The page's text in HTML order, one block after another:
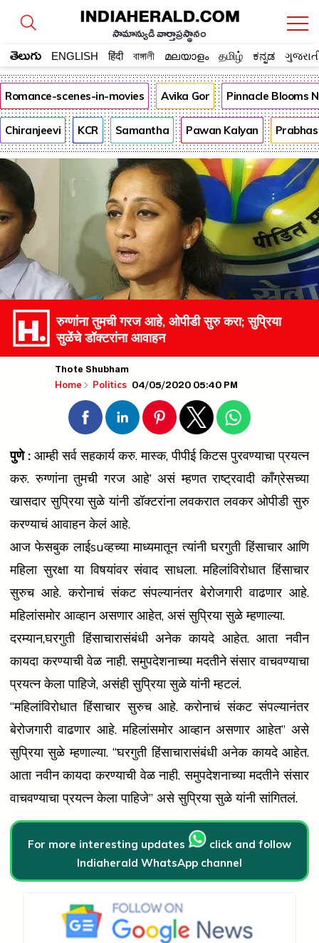
సామాన్యుడి వార్తాప్రస్థానం
తెలుగు ENGLISH हिंदी বাঙ্গালী മലയാളം தமிழ் ಕನ್ನಡ
Romance-scenes-in-movies Avika Gor Pinnacle Blooms
Chiranjeevi KCR Samantha Pawan Kalyan Prabhas
रुग्णांना तुमची गरज आहे, ओपीडी सुरु करा; सुप्रिया
सुळेंचे डॉक्टरांना आवाहन
Thote Shubham
Home Politics 04/05/2020 05:40 PM
पुणे : आम्ही सर्व सहकार्य करु. मास्क, पीपीई किटस पुरवण्याचा प्रयत्न
करु. रुग्णांना तुमची गरज आहे’ असं म्हणत राष्ट्रवादी काँग्रेसच्या
खासदार सुप्रिया सुळे यांनी डॉक्टरांना लवकरात लवकर ओपीडी सुरु
करण्याचं आवाहन केलं आहे.
आज फेसबुक लाईsuव्हच्या माध्यमातून त्यांनी घरगुती हिंसाचार आणि
महिला सुरक्षा या विषयांवर संवाद साधला. महिलांविरोधात हिंसाचार
सुरुच आहे. करोनाचं संकट संपल्यानंतर बेरोजगारी वाढणार आहे.
महिलांसमोर आव्हान असणार आहेत, असं सुप्रिया सुळे म्हणाल्या.
दरम्यान,घरगुती हिंसाचारासंबंधी अनेक कायदे आहेत. आता नवीन
कायदा करण्याची वेळ नाही. समुपदेशनाच्या मदतीने संसार वाचवण्याचा
प्रयत्न केला पाहिजे, असंही सुप्रिया सुळे यांनी म्हटलं.
“महिलांविरोधात हिंसाचार सुरुच आहे. करोनाचं संकट संपल्यानंतर
बेरोजगारी वाढणार आहे. महिलांसमोर आव्हान असणार आहेत” असे
सुप्रिया सुळे म्हणाल्या. “घरगुती हिंसाचारासंबंधी अनेक कायदे आहेत.
आता नवीन कायदा करण्याची वेळ नाही. समुपदेशनाच्या मदतीने संसार
वाचवण्याचा प्रयत्न केला पाहिजे” असे सुप्रिया सुळे यांनी सांगितलं.
For more interesting updates
click and follow
Indiaherald WhatsApp channel